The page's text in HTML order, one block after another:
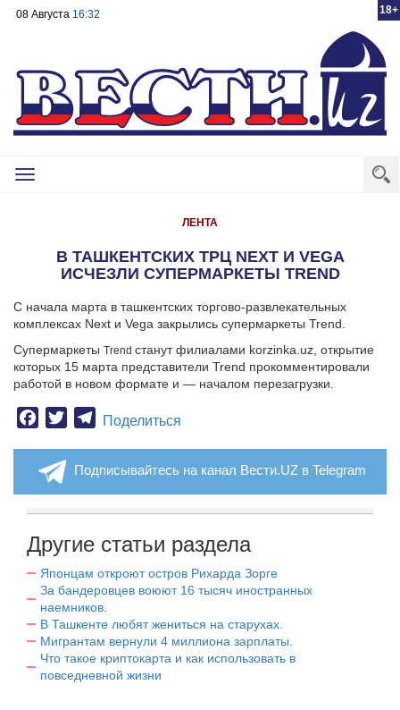
18+
08 Августа 16:32
Toggle
ЛЕНТА
В ТАШКЕНТСКИХ ТРЦ NEXT И VEGA
ИСЧЕЗЛИ СУПЕРМАРКЕТЫ TREND
С начала марта в ташкентских торгово-развлекательных
комплексах Next и Vega закрылись супермаркеты Trend.
Супермаркеты Trend станут филиалами korzinka.uz, открытие
которых 15 марта представители Trend прокомментировали
работой в новом формате и — началом перезагрузки.
Facebook
TwitterTelegram
Поделиться
Подписывайтесь на канал Вести.UZ в Telegram
Другие статьи раздела
Японцам откроют остров Рихарда Зорге
За бандеровцев воюют 16 тысяч иностранных
наемников.
В Ташкенте любят жениться на старухах.
Мигрантам вернули 4 миллиона зарплаты.
Что такое криптокарта и как использовать в
повседневной жизни